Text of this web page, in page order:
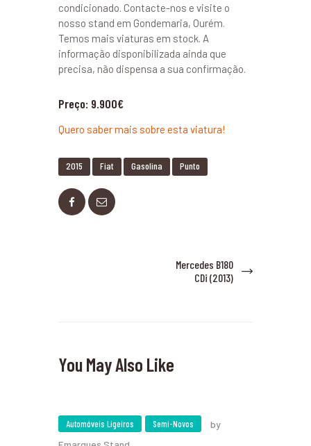
condicionado. Contacte-nos e visite o
nosso stand em Gondemaria, Ourém.
Temos mais viaturas em stock. A
informação disponibilizada ainda que
precisa, não dispensa a sua confirmação.
Preço: 9.900€
Quero saber mais sobre esta viatura!
2015 Fiat Gasolina Punto
Navegação de artigos
Next
Mercedes B180
CDi (2013)
You May Also Like
Automóveis Ligeiros Semi-Novos
by